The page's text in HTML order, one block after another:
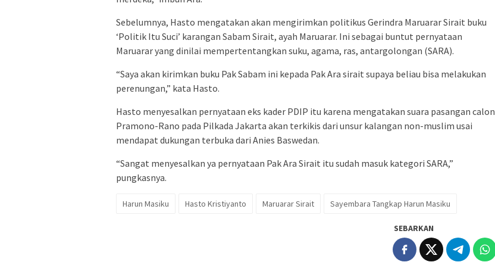
Sebelumnya, Hasto mengatakan akan mengirimkan politikus Gerindra Maruarar Sirait buku
‘Politik Itu Suci’ karangan Sabam Sirait, ayah Maruarar. Ini sebagai buntut pernyataan
Maruarar yang dinilai mempertentangkan suku, agama, ras, antargolongan (SARA).
“Saya akan kirimkan buku Pak Sabam ini kepada Pak Ara sirait supaya beliau bisa melakukan
perenungan,” kata Hasto.
Hasto menyesalkan pernyataan eks kader PDIP itu karena mengatakan suara pasangan calon
Pramono-Rano pada Pilkada Jakarta akan terkikis dari unsur kalangan non-muslim usai
mendapat dukungan terbuka dari Anies Baswedan.
“Sangat menyesalkan ya pernyataan Pak Ara Sirait itu sudah masuk kategori SARA,”
pungkasnya.
Harun Masiku Hasto Kristiyanto Maruarar Sirait Sayembara Tangkap Harun Masiku
SEBARKAN